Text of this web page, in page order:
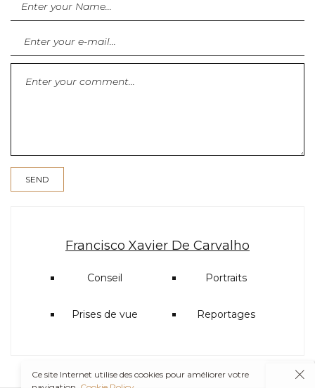
Francisco Xavier De Carvalho
Conseil Portraits
Prises de vue Reportages
Ce site Internet utilise des cookies pour améliorer votre